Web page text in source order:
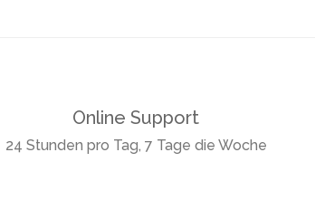
Online Support
24 Stunden pro Tag, 7 Tage die Woche